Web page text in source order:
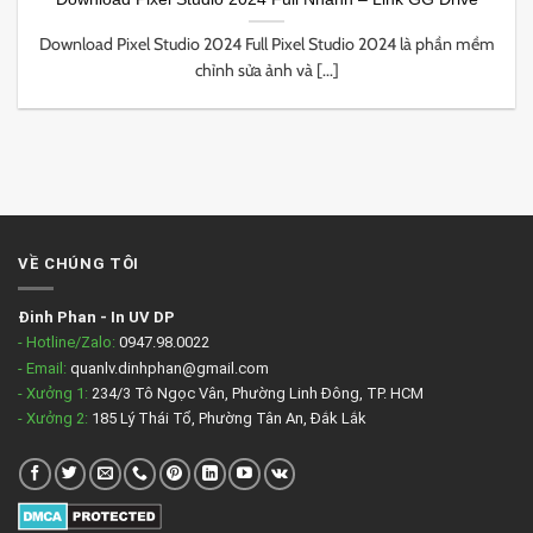
Download Pixel Studio 2024 Full Pixel Studio 2024 là phần mềm
chỉnh sửa ảnh và [...]
VỀ CHÚNG TÔI
Đinh Phan - In UV DP
- Hotline/Zalo: 0947.98.0022
- Email: quanlv.dinhphan@gmail.com
- Xưởng 1: 234/3 Tô Ngọc Vân, Phường Linh Đông, TP. HCM
- Xưởng 2: 185 Lý Thái Tổ, Phường Tân An, Đắk Lắk